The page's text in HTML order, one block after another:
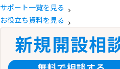
サポート一覧を見る
お役立ち資料を見る